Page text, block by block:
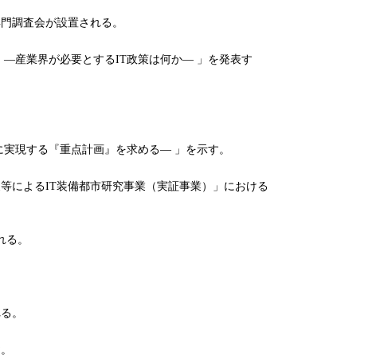
調査会が設置される。
―産業界が必要とするIT政策は何か― 」を発表す
現する『重点計画』を求める― 」を示す。
によるIT装備都市研究事業（実証事業）」における
。
。